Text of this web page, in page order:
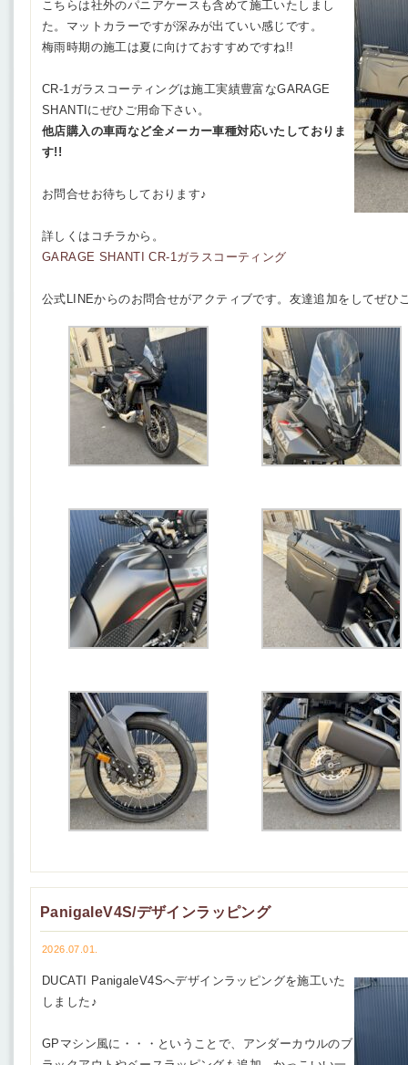
こちらは社外のパニアケースも含めて施工いたしまし
た。マットカラーですが深みが出ていい感じです。
梅雨時期の施工は夏に向けておすすめですね!!
CR-1ガラスコーティングは施工実績豊富なGARAGE
SHANTIにぜひご用命下さい。
他店購入の車両など全メーカー車種対応いたしておりま
す!!
お問合せお待ちしております♪
詳しくはコチラから。
GARAGE SHANTI CR-1ガラスコーティング
公式LINEからのお問合せがアクティブです。友達追加をしてぜひ
PanigaleV4S/デザインラッピング
2026.07.01.
DUCATI PanigaleV4Sへデザインラッピングを施工いた
しました♪
GPマシン風に・・・ということで、アンダーカウルのブ